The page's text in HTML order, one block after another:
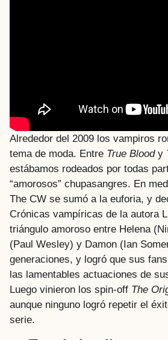
Alrededor del 2009 los vampiros
tema de moda. Entre True Bloody
estábamos rodeados por todas
“amorosos” chupasangres. En
The CW se sumó a la euforia, y
Crónicas vampíricas de la autora
triángulo amoroso entre Helena
(Paul Wesley) y Damon (Ian
generaciones, y logró que sus
las lamentables actuaciones de
Luego vinieron los spin-off The
aunque ninguno logró repetir el
serie.